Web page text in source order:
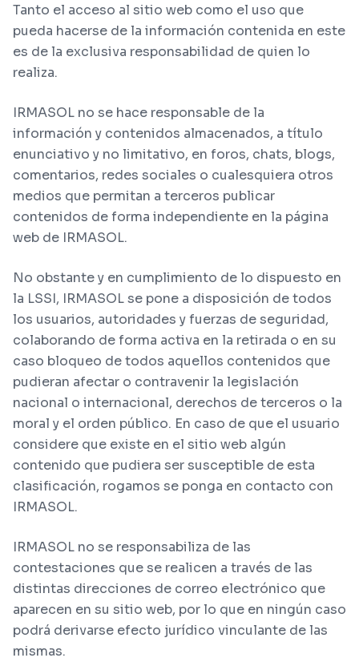
Tanto el acceso al sitio web como el uso que
pueda hacerse de la información contenida en este
es de la exclusiva responsabilidad de quien lo
realiza.
IRMASOL no se hace responsable de la
información y contenidos almacenados, a título
enunciativo y no limitativo, en foros, chats, blogs,
comentarios, redes sociales o cualesquiera otros
medios que permitan a terceros publicar
contenidos de forma independiente en la página
web de IRMASOL.
No obstante y en cumplimiento de lo dispuesto en
la LSSI, IRMASOL se pone a disposición de todos
los usuarios, autoridades y fuerzas de seguridad,
colaborando de forma activa en la retirada o en su
caso bloqueo de todos aquellos contenidos que
pudieran afectar o contravenir la legislación
nacional o internacional, derechos de terceros o la
moral y el orden público. En caso de que el usuario
considere que existe en el sitio web algún
contenido que pudiera ser susceptible de esta
clasificación, rogamos se ponga en contacto con
IRMASOL.
IRMASOL no se responsabiliza de las
contestaciones que se realicen a través de las
distintas direcciones de correo electrónico que
aparecen en su sitio web, por lo que en ningún caso
podrá derivarse efecto jurídico vinculante de las
mismas.